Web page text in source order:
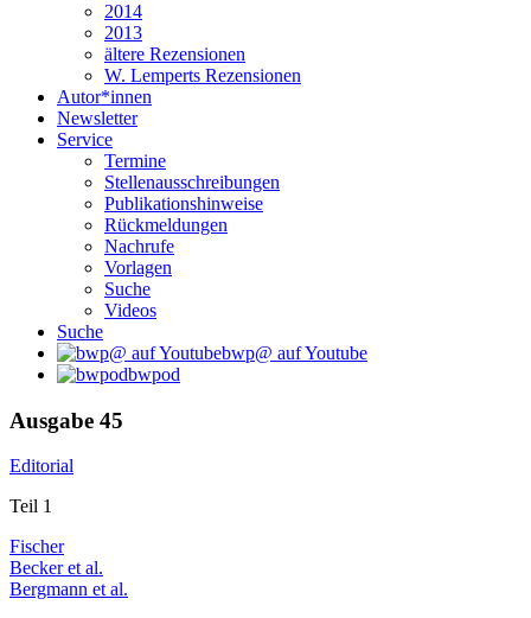
2014
2013
ältere Rezensionen
W. Lemperts Rezensionen
Autor*innen
Newsletter
Service
Termine
Stellenausschreibungen
Publikationshinweise
Rückmeldungen
Nachrufe
Vorlagen
Suche
Videos
Suche
bwp@ auf Youtube
bwpod
Ausgabe 45
Editorial
Teil 1
Fischer
Becker et al.
Bergmann et al.